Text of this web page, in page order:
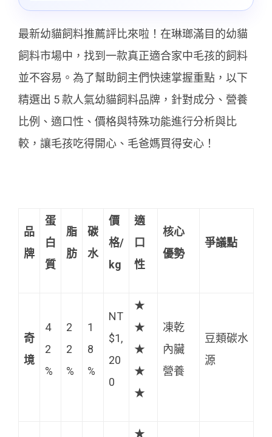
最新幼貓飼料推薦評比來啦！在琳瑯滿目的幼貓
飼料市場中，找到一款真正適合家中毛孩的飼料
並不容易。為了幫助飼主們快速掌握重點，以下
精選出 5 款人氣幼貓飼料品牌，針對成分、營養
比例、適口性、價格與特殊功能進行分析與比
較，讓毛孩吃得開心、毛爸媽買得安心！
品
牌
蛋
白
質
脂
肪
碳
水
價
格/
kg
適
口
性
核心
優勢
爭議點
奇
境
4
2
%
2
2
%
1
8
%
NT
$1,
20
0
★
★
★
★
★
凍乾
內臟
營養
豆類碳水
源
★